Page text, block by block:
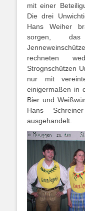
mit einer
Die drei
Hans Weiher
sorgen,
rechneten
Strognschützen
nur mit
einigermaßen in
Bier und
Hans
ausgehandelt.